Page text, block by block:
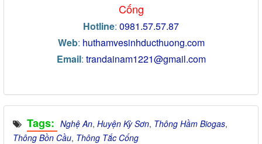
Cống
Hotline: 0981.57.57.87
Web: huthamvesinhducthuong.com
Email: trandainam1221@gmail.com
Tags: Nghệ An, Huyện Kỳ Sơn, Thông Hầm Biogas,
Thông Bồn Cầu, Thông Tắc Cống